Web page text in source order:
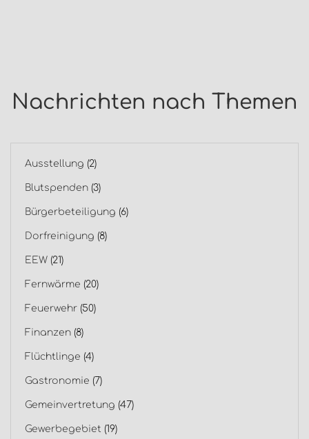
Nachrichten nach Themen
Ausstellung (2)
Blutspenden (3)
Bürgerbeteiligung (6)
Dorfreinigung (8)
EEW (21)
Fernwärme (20)
Feuerwehr (50)
Finanzen (8)
Flüchtlinge (4)
Gastronomie (7)
Gemeinvertretung (47)
Gewerbegebiet (19)